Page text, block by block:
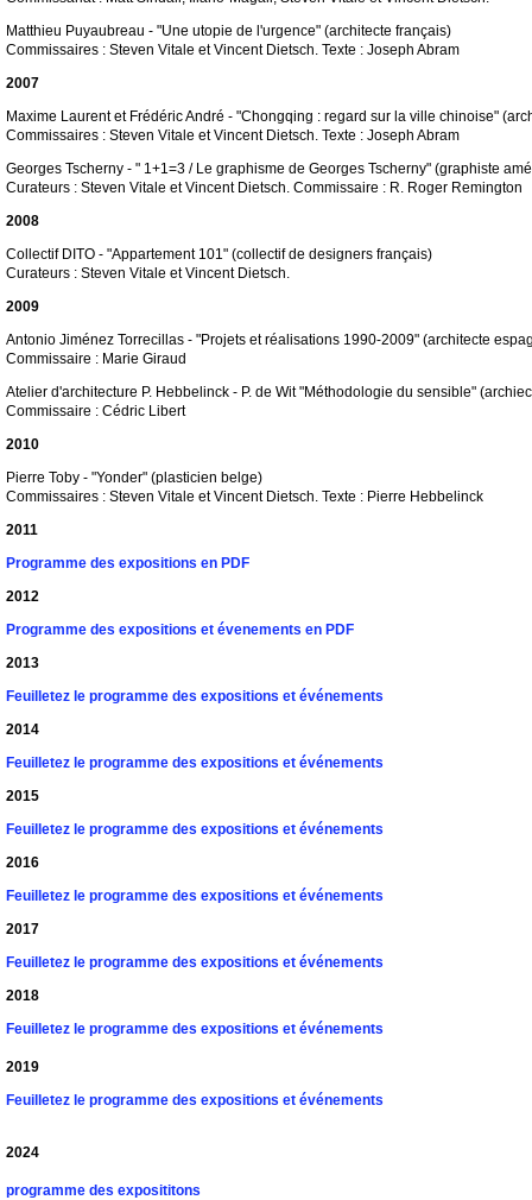
Matthieu Puyaubreau - "Une utopie de l'urgence" (architecte français)
Commissaires : Steven Vitale et Vincent Dietsch. Texte : Joseph Abram
2007
Maxime Laurent et Frédéric André - "Chongqing : regard sur la ville chinoise"
Commissaires : Steven Vitale et Vincent Dietsch. Texte : Joseph Abram
Georges Tscherny - " 1+1=3 / Le graphisme de Georges Tscherny" (graphiste
Curateurs : Steven Vitale et Vincent Dietsch. Commissaire : R. Roger Remington
2008
Collectif DITO - "Appartement 101" (collectif de designers français)
Curateurs : Steven Vitale et Vincent Dietsch.
2009
Antonio Jiménez Torrecillas - "Projets et réalisations 1990-2009" (architecte
Commissaire : Marie Giraud
Atelier d'architecture P. Hebbelinck - P. de Wit "Méthodologie du sensible"
Commissaire : Cédric Libert
2010
Pierre Toby - "Yonder" (plasticien belge)
Commissaires : Steven Vitale et Vincent Dietsch. Texte : Pierre Hebbelinck
2011
Programme des expositions en PDF
2012
Programme des expositions et évenements en PDF
2013
Feuilletez le programme des expositions et événements
2014
Feuilletez le programme des expositions et événements
2015
Feuilletez le programme des expositions et événements
2016
Feuilletez le programme des expositions et événements
2017
Feuilletez le programme des expositions et événements
2018
Feuilletez le programme des expositions et événements
2019
Feuilletez le programme des expositions et événements
2024
programme des exposititons